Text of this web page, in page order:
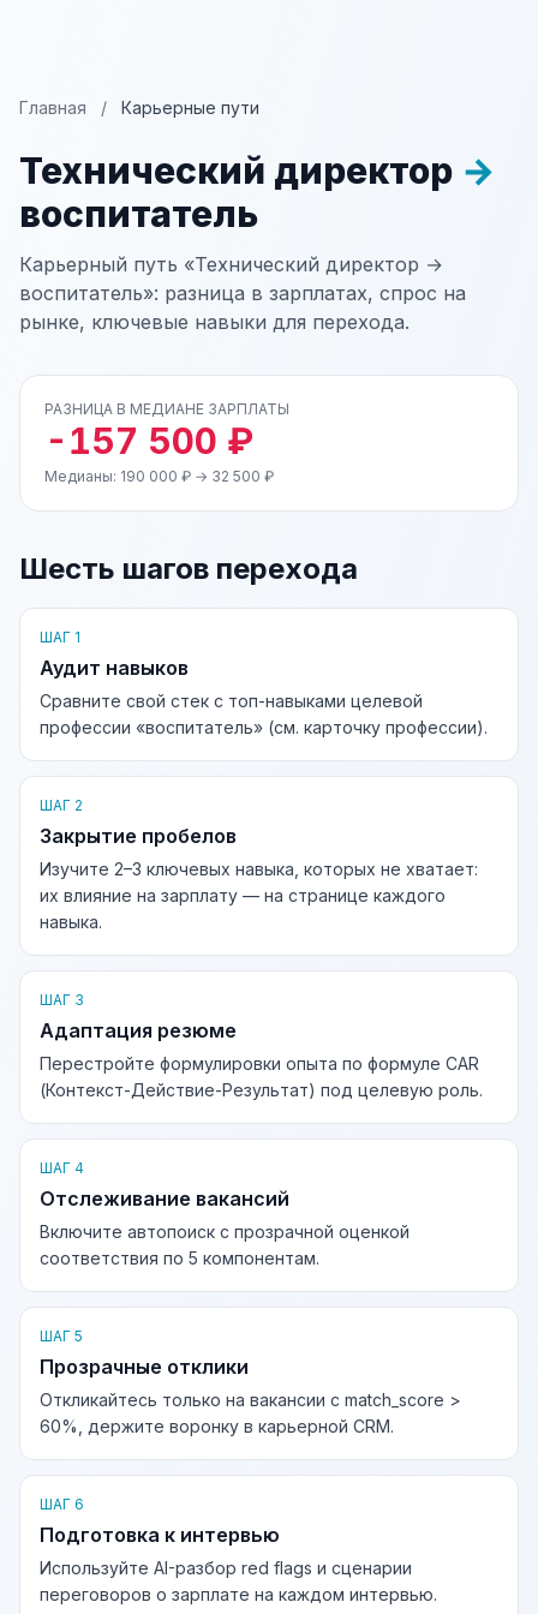
Главная / Карьерные пути
Технический директор →
воспитатель
Карьерный путь «Технический директор →
воспитатель»: разница в зарплатах, спрос на
рынке, ключевые навыки для перехода.
РАЗНИЦА В МЕДИАНЕ ЗАРПЛАТЫ
-157 500 ₽
Медианы: 190 000 ₽ → 32 500 ₽
Шесть шагов перехода
ШАГ 1
Аудит навыков
Сравните свой стек с топ-навыками целевой
профессии «воспитатель» (см. карточку профессии).
ШАГ 2
Закрытие пробелов
Изучите 2–3 ключевых навыка, которых не хватает:
их влияние на зарплату — на странице каждого
навыка.
ШАГ 3
Адаптация резюме
Перестройте формулировки опыта по формуле CAR
(Контекст-Действие-Результат) под целевую роль.
ШАГ 4
Отслеживание вакансий
Включите автопоиск с прозрачной оценкой
соответствия по 5 компонентам.
ШАГ 5
Прозрачные отклики
Откликайтесь только на вакансии с match_score >
60%, держите воронку в карьерной CRM.
ШАГ 6
Подготовка к интервью
Используйте AI-разбор red flags и сценарии
переговоров о зарплате на каждом интервью.